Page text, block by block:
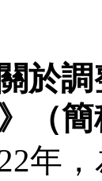
於
（
年